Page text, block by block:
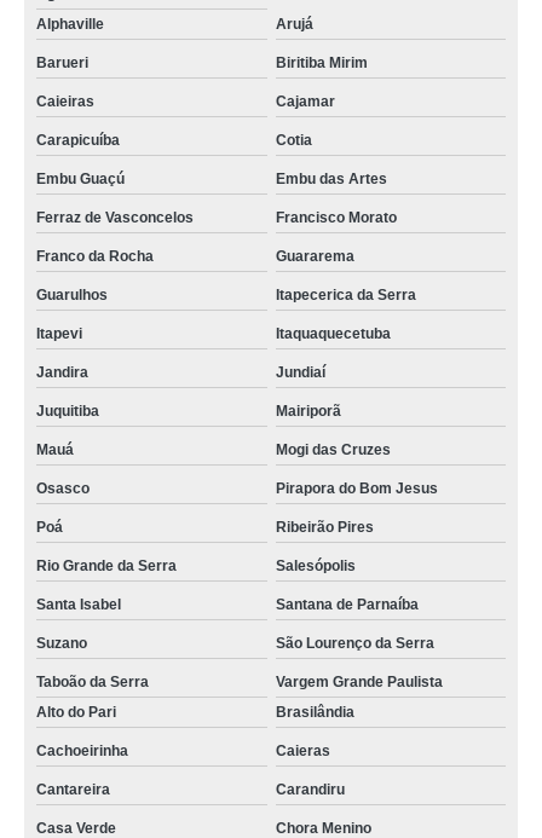
Alphaville
Arujá
Barueri Biritiba Mirim
Caieiras Cajamar
Carapicuíba Cotia
Embu Guaçú Embu das Artes
Ferraz de Vasconcelos Francisco Morato
Franco da Rocha Guararema
Guarulhos Itapecerica da Serra
Itapevi Itaquaquecetuba
Jandira Jundiaí
Juquitiba Mairiporã
Mauá Mogi das Cruzes
Osasco Pirapora do Bom Jesus
Poá Ribeirão Pires
Rio Grande da Serra Salesópolis
Santa Isabel Santana de Parnaíba
Suzano São Lourenço da Serra
Taboão da Serra
Vargem Grande Paulista
Alto do Pari
Brasilândia
Cachoeirinha Caieras
Cantareira Carandiru
Casa Verde Chora Menino